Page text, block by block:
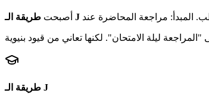
أصبحت طريقة الـ J
طريقة الـ J